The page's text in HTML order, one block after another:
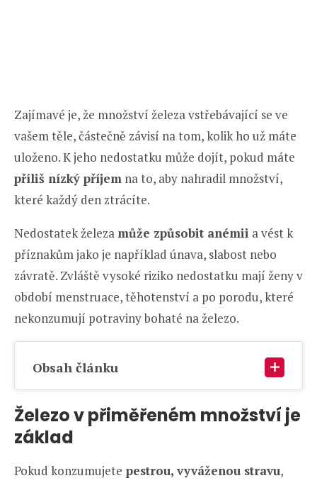
Zajímavé je, že množství železa vstřebávající se ve
vašem těle, částečně závisí na tom, kolik ho už máte
uloženo. K jeho nedostatku může dojít, pokud máte
příliš nízký příjem na to, aby nahradil množství,
které každý den ztrácíte.
Nedostatek železa může způsobit anémii a vést k
příznakům jako je například únava, slabost nebo
závratě. Zvláště vysoké riziko nedostatku mají ženy v
období menstruace, těhotenství a po porodu, které
nekonzumují potraviny bohaté na železo.
Obsah článku
Železo v přiměřeném množství je
základ
Pokud konzumujete pestrou, vyváženou stravu,